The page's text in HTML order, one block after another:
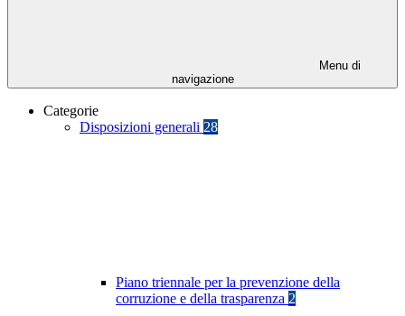
Menu di
navigazione
Categorie
Disposizioni generali 28
Piano triennale per la prevenzione della
corruzione e della trasparenza 2